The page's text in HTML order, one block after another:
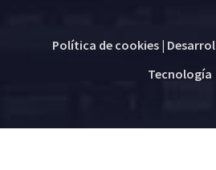
Política de cookies|
Tecnología